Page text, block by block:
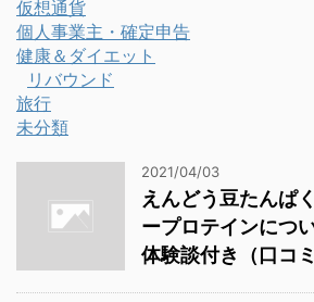
仮想通貨
個人事業主・確定申告
健康＆ダイエット
リバウンド
旅行
未分類
2021/04/03
えんどう豆たんぱ
ープロテインにつ
体験談付き（口コ